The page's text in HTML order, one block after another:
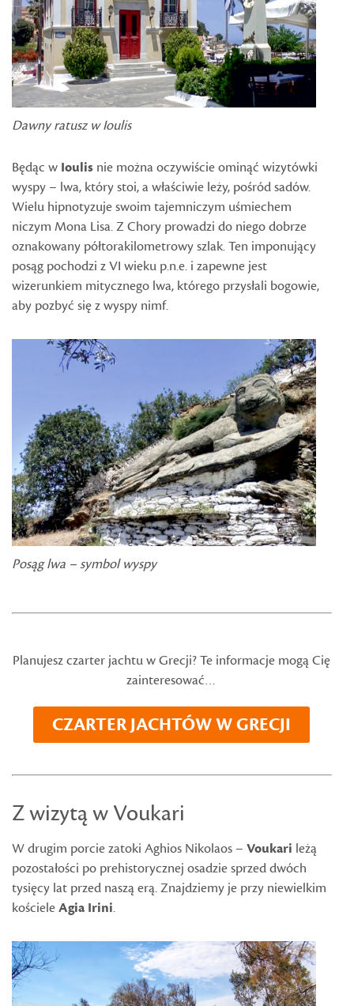
Dawny ratusz w Ioulis
Będąc w Ioulis nie można oczywiście ominąć wizytówki
wyspy – lwa, który stoi, a właściwie leży, pośród sadów.
Wielu hipnotyzuje swoim tajemniczym uśmiechem
niczym Mona Lisa. Z Chory prowadzi do niego dobrze
oznakowany półtorakilometrowy szlak. Ten imponujący
posąg pochodzi z VI wieku p.n.e. i zapewne jest
wizerunkiem mitycznego lwa, którego przysłali bogowie,
aby pozbyć się z wyspy nimf.
Posąg lwa – symbol wyspy
Planujesz czarter jachtu w Grecji? Te informacje mogą Cię
zainteresować…
CZARTER JACHTÓW W GRECJI
Z wizytą w Voukari
W drugim porcie zatoki Aghios Nikolaos – Voukari leżą
pozostałości po prehistorycznej osadzie sprzed dwóch
tysięcy lat przed naszą erą. Znajdziemy je przy niewielkim
kościeleAgia Irini.